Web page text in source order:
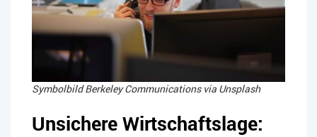
Symbolbild Berkeley Communications via Unsplash
Unsichere Wirtschaftslage: